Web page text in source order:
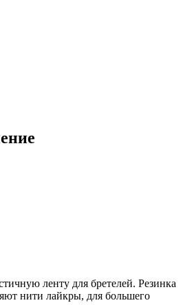
ленту для бретелей. Резинка
нити лайкры, для большего